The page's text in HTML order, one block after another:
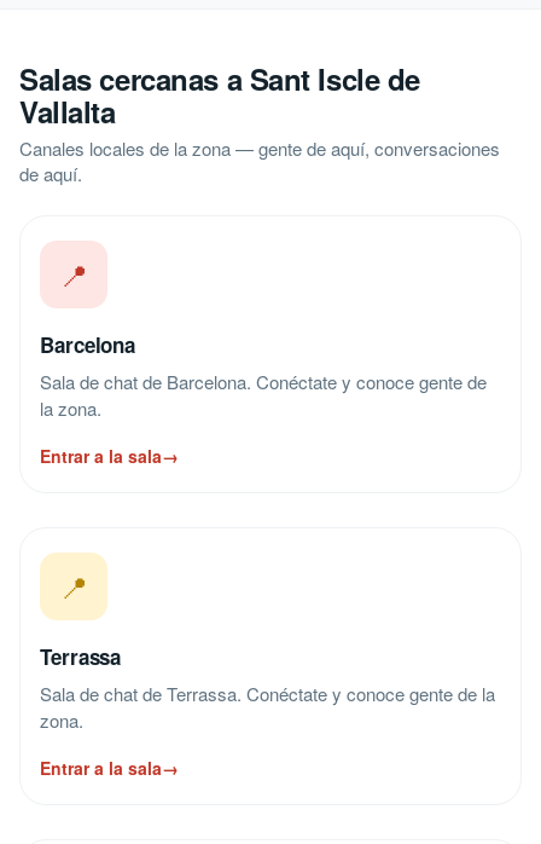
Salas cercanas a Sant Iscle de
Vallalta
Canales locales de la zona — gente de aquí, conversaciones
de aquí.
📍
Barcelona
Sala de chat de Barcelona. Conéctate y conoce gente de
la zona.
Entrar a la sala→
📍
Terrassa
Sala de chat de Terrassa. Conéctate y conoce gente de la
zona.
Entrar a la sala→